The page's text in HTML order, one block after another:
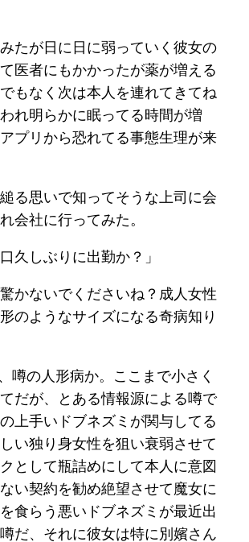
たが日に日に弱っていく彼女の
医者にもかかったが薬が増える
もなく次は本人を連れてきてね
れ明らかに眠ってる時間が増
プリから恐れてる事態生理が来
る思いで知ってそうな上司に会
会社に行ってみた。
久しぶりに出勤か？」
驚かないでくださいね？成人女性
のようなサイズになる奇病知り
噂の人形病か。ここまで小さく
だが、とある情報源による噂で
上手いドブネズミが関与してる
い独り身女性を狙い衰弱させて
として瓶詰めにして本人に意図
い契約を勧め絶望させて魔女に
食らう悪いドブネズミが最近出
だ、それに彼女は特に別嬪さん